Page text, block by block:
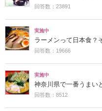
回答数：23891
実施中
ラーメンって日本食？
回答数：19666
実施中
神奈川県で一番うまい
回答数：8512